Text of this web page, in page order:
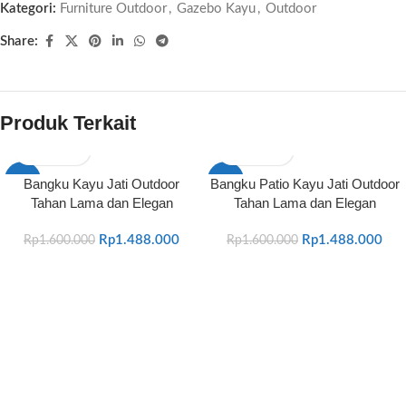
Kategori: Furniture Outdoor , Gazebo Kayu , Outdoor
Share:
Produk Terkait
-7%Bangku Kayu Jati Outdoor
Tahan Lama dan Elegan
Rp1.600.000 Rp1.488.000
-7%
Bangku Patio Kayu Jati Outdoor
Tahan Lama dan Elegan
Rp1.600.000 Rp1.488.000